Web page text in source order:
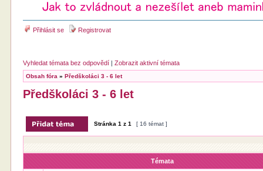
Přihlásit se Registrovat
Vyhledat témata bez odpovědí |Zobrazit aktivní témata
Obsah fóra »Předškoláci 3 - 6 let
Předškoláci 3 - 6 let
Stránka1 z1 [ 16 témat ]
Témata